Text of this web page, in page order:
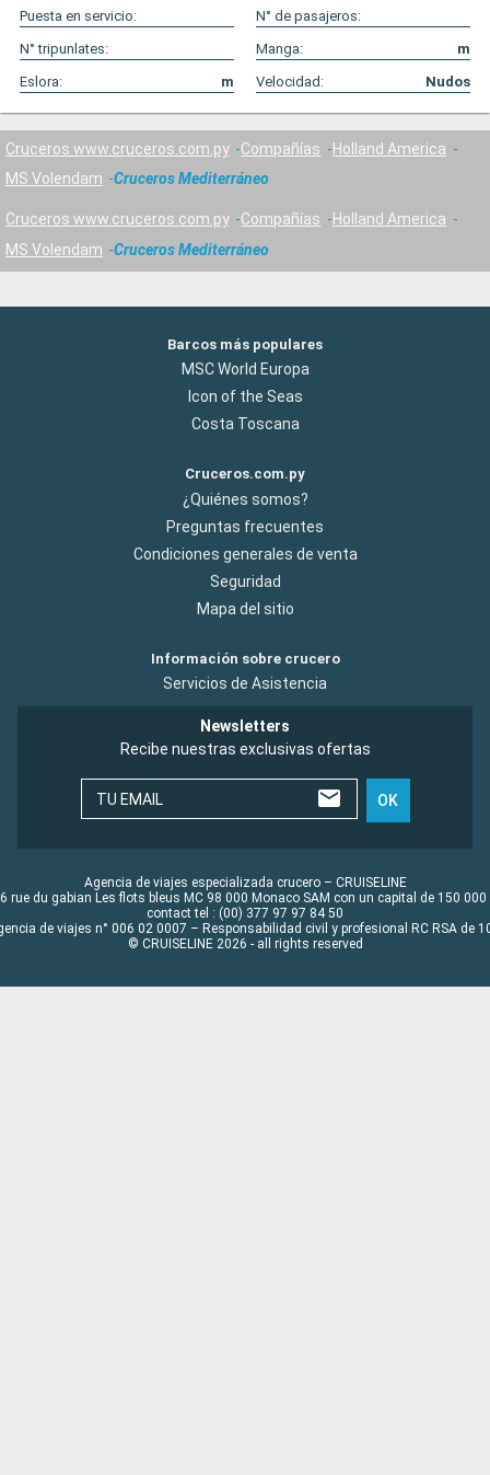
Puesta en servicio:
N° de pasajeros:
N° tripunlates:
Manga:
m
Eslora:
m Velocidad: Nudos
Cruceros www.cruceros.com.py Compañías
Holland America
MS Volendam
Cruceros Mediterráneo
Cruceros www.cruceros.com.py Compañías
Holland America
MS Volendam
Cruceros Mediterráneo
Barcos más populares
MSC World Europa
Icon of the Seas
Costa Toscana
Cruceros.com.py
¿Quiénes somos?
Preguntas frecuentes
Condiciones generales de venta
Seguridad
Mapa del sitio
Información sobre crucero
Servicios de Asistencia
Newsletters
Recibe nuestras exclusivas ofertas
TU EMAIL OK
Agencia de viajes especializada crucero – CRUISELINE
rue du gabian Les flots bleus MC 98 000 Monaco SAM con un capital de 150 000
contact tel : (00) 377 97 97 84 50
de viajes n° 006 02 0007 – Responsabilidad civil y profesional RC RSA de
© CRUISELINE 2026 - all rights reserved